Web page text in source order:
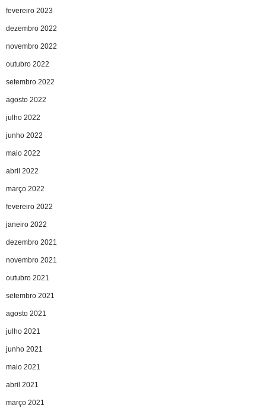
fevereiro 2023
dezembro 2022
novembro 2022
outubro 2022
setembro 2022
agosto 2022
julho 2022
junho 2022
maio 2022
abril 2022
março 2022
fevereiro 2022
janeiro 2022
dezembro 2021
novembro 2021
outubro 2021
setembro 2021
agosto 2021
julho 2021
junho 2021
maio 2021
abril 2021
março 2021